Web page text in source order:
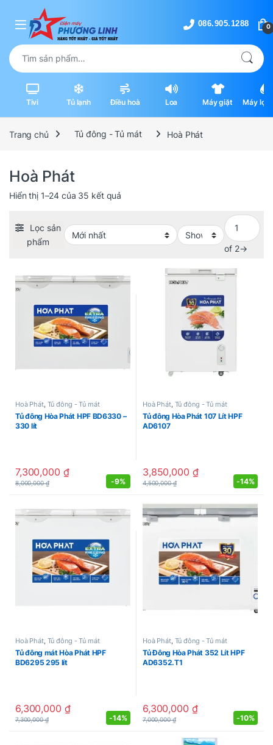
Skip to navigation
Skip to content
0
Tìm kiếm:
Tivi Tủ lạnh Điều hoà Loa Máy giặt
Máy lọc
Trang chủ Tủ đông - Tủ mát Hoà Phát
Hoà Phát
Hiển thị 1–24 của 35 kết quả
Lọc sản
phẩm
of 2→
Hoà Phát, Tủ đông - Tủ mát
Tủ đông Hòa Phát HPF BD6330 –
330 lít
7,300,000 ₫
8,000,000₫ -9%
Hoà Phát, Tủ đông - Tủ mát
Tủ đông Hòa Phát 107 Lít HPF
AD6107
3,850,000 ₫
4,500,000₫ -14%
Hoà Phát, Tủ đông - Tủ mát
Tủ đông mát Hòa Phát HPF
BD6295 295 lít
6,300,000 ₫
7,300,000₫ -14%
Hoà Phát, Tủ đông - Tủ mát
Tủ Đông Hòa Phát 352 Lít HPF
AD6352.T1
6,300,000 ₫
7,000,000₫ -10%